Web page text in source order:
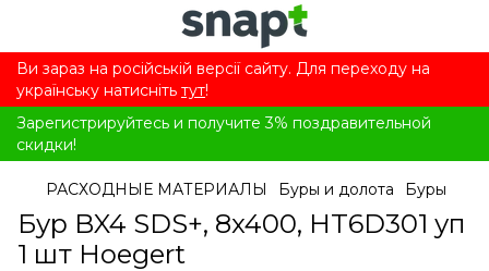
Ви зараз на російській версії сайту. Для переходу на
українську натисніть тут!
Зарегистрируйтесь и получите 3% поздравительной
скидки!
РАСХОДНЫЕ МАТЕРИАЛЫ Буры и долота Буры
Бур BX4 SDS+, 8x400, HT6D301 уп
1 шт Hoegert